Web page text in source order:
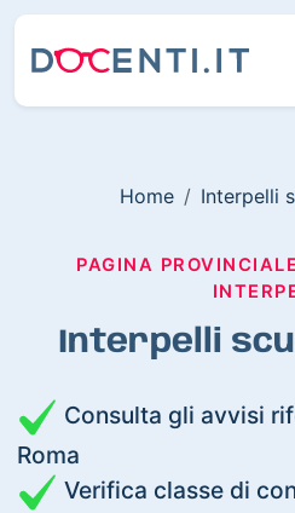
Home Interpelli
PAGINA
Interpelli
Consulta gli avvisi
Roma
Verifica classe di